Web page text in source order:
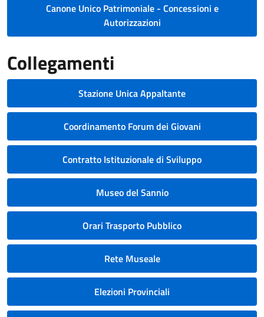
Canone Unico Patrimoniale - Concessioni e
Autorizzazioni
Collegamenti
Stazione Unica Appaltante
Coordinamento Forum dei Giovani
Contratto Istituzionale di Sviluppo
Museo del Sannio
Orari Trasporto Pubblico
Rete Museale
Elezioni Provinciali